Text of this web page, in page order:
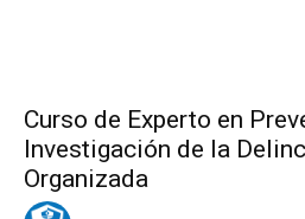
Curso de Experto en
Investigación de la
Organizada